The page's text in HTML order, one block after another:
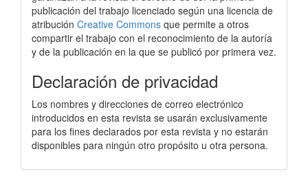
publicación del trabajo licenciado según una licencia de
atribución Creative Commons que permite a otros
compartir el trabajo con el reconocimiento de la autoría
y de la publicación en la que se publicó por primera vez.
Declaración de privacidad
Los nombres y direcciones de correo electrónico
introducidos en esta revista se usarán exclusivamente
para los fines declarados por esta revista y no estarán
disponibles para ningún otro propósito u otra persona.